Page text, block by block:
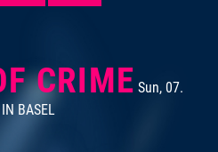
CRIME Sun, 07.
BASEL